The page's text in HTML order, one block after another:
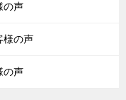
の声
様の声
の声